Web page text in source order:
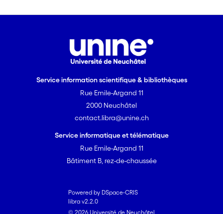
Service information scientifique & bibliothèques
Rue Emile-Argand 11
2000 Neuchâtel
contact.libra@unine.ch
Service informatique et télématique
Rue Emile-Argand 11
Bâtiment B, rez-de-chaussée
Powered by DSpace-CRIS
libra v2.2.0
© 2026 Université de Neuchâtel